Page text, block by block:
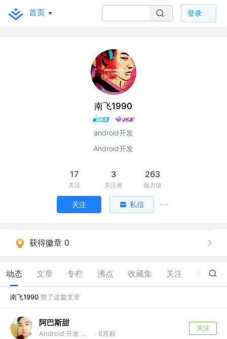
首页 登录
南飞1990
android开发
Android开发
17
关注
3
关注者
263
掘力值
关注 私信
获得徽章 0
动态 文章 专栏 沸点 收藏集 关注 64
南飞1990 赞了这篇文章
阿巴斯甜
Android 开发 @小淘淘 · 6月前
关注